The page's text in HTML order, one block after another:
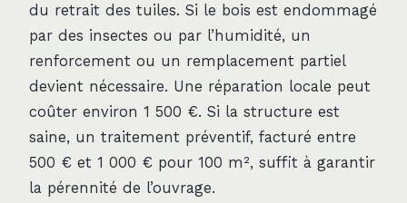
du retrait des tuiles. Si le bois est endommagé
par des insectes ou par l’humidité, un
renforcement ou un remplacement partiel
devient nécessaire. Une réparation locale peut
coûter environ 1 500 €. Si la structure est
saine, un traitement préventif, facturé entre
500 € et 1 000 € pour 100 m², suffit à garantir
la pérennité de l’ouvrage.